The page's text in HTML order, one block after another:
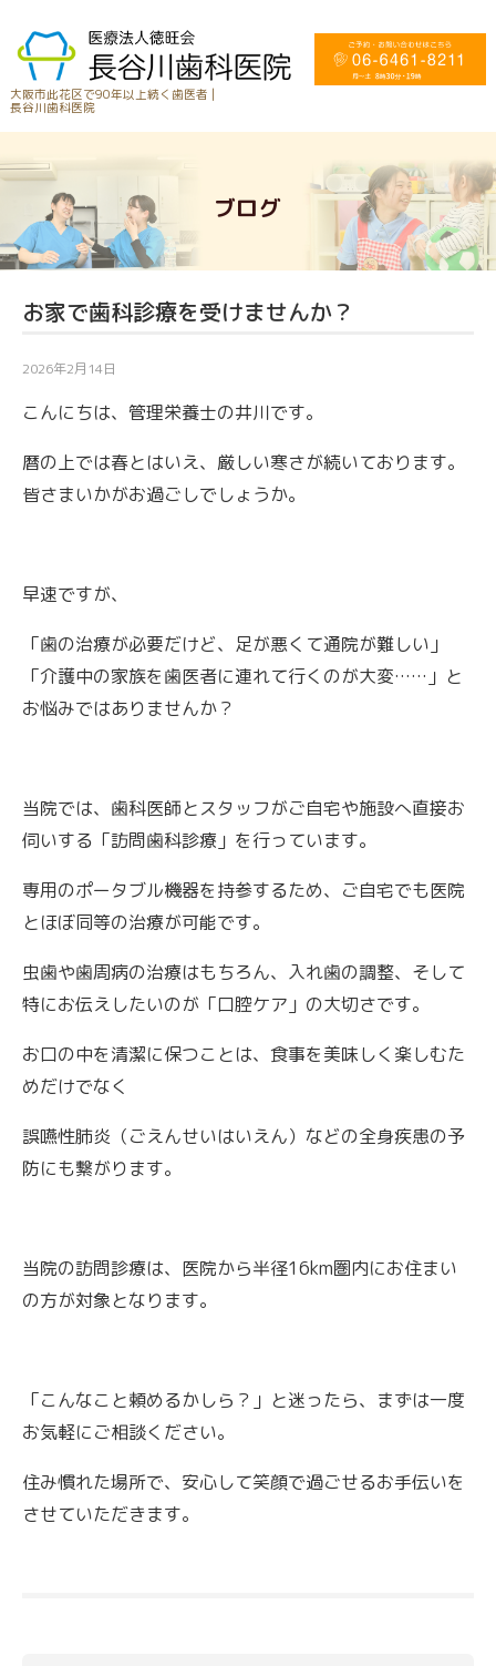
大阪市此花区で90年以上続く歯医者 |
長谷川歯科医院
ブログ
お家で歯科診療を受けませんか？
2026年2月14日
こんにちは、管理栄養士の井川です。
暦の上では春とはいえ、厳しい寒さが続いております。
皆さまいかがお過ごしでしょうか。
早速ですが、
「歯の治療が必要だけど、足が悪くて通院が難しい」
「介護中の家族を歯医者に連れて行くのが大変……」と
お悩みではありませんか？
当院では、歯科医師とスタッフがご自宅や施設へ直接お
伺いする「訪問歯科診療」を行っています。
専用のポータブル機器を持参するため、ご自宅でも医院
とほぼ同等の治療が可能です。
虫歯や歯周病の治療はもちろん、入れ歯の調整、そして
特にお伝えしたいのが「口腔ケア」の大切さです。
お口の中を清潔に保つことは、食事を美味しく楽しむた
めだけでなく
誤嚥性肺炎（ごえんせいはいえん）などの全身疾患の予
防にも繋がります。
当院の訪問診療は、医院から半径16km圏内にお住まい
の方が対象となります。
「こんなこと頼めるかしら？」と迷ったら、まずは一度
お気軽にご相談ください。
住み慣れた場所で、安心して笑顔で過ごせるお手伝いを
させていただきます。